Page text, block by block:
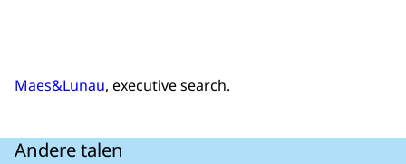
Maes&Lunau, executive search.
Andere talen